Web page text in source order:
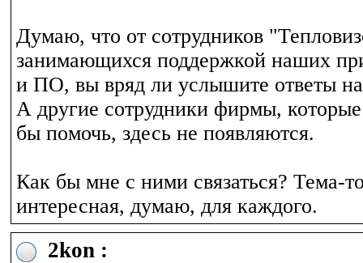
Думаю, что от сотрудников
занимающихся поддержкой наших
и ПО, вы вряд ли услышите ответы
А другие сотрудники фирмы,
бы помочь, здесь не появляются.
Как бы мне с ними связаться? Тема-
интересная, думаю, для каждого.
2kon :